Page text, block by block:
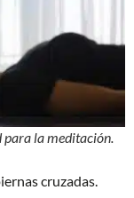
la meditación.
cruzadas.